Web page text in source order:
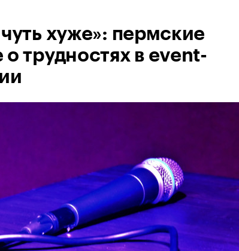
хуже»: пермские
трудностях в event-